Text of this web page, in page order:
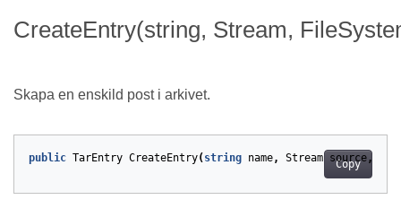
CreateEntry(string, Stream,
Skapa en enskild post i arkivet.
Copy
public TarEntry CreateEntry( string name, Stream source,